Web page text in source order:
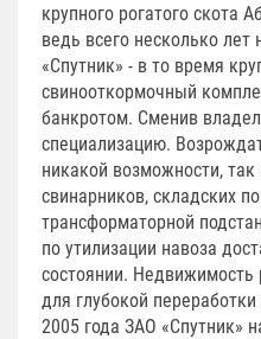
крупного рогатого скота
ведь всего несколько лет
«Спутник» - в то время
свинооткормочный
банкротом. Сменив
специализацию.
никакой возможности,
свинарников, складских
трансформаторной
по утилизации навоза
состоянии.
для глубокой
2005 года ЗАО «Спутник»